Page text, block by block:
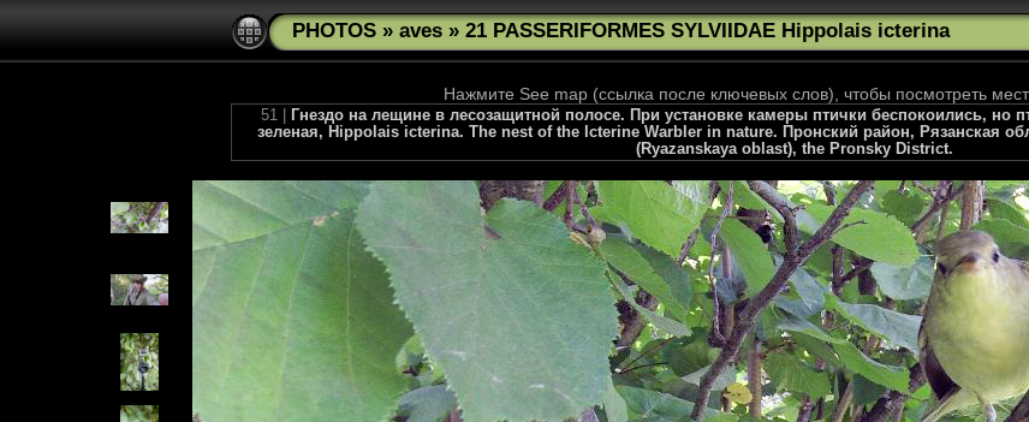
PHOTOS » aves » 21 PASSERIFORMES SYLVIIDAE Hippolais icterina
Нажмите See map (ссылка после ключевых слов), чтобы посмотреть
51 |
Гнездо на лещине в лесозащитной полосе. При установке камеры птички беспокоились, но
зеленая, Hippolais icterina. The nest of the Icterine Warbler in nature. Пронский район, Рязанская
(Ryazanskaya oblast), the Pronsky District.